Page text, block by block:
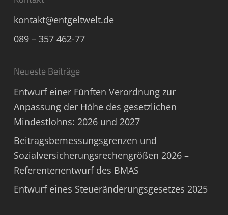
kontakt@entgeltwelt.de
089 – 357 462-77
Neueste Beiträge
Entwurf einer Fünften Verordnung zur
Anpassung der Höhe des gesetzlichen
Mindestlohns: 2026 und 2027
Beitragsbemessungsgrenzen und
Sozialversicherungsrechengrößen 2026 –
Referentenentwurf des BMAS
Entwurf eines Steueränderungsgesetzes 2025